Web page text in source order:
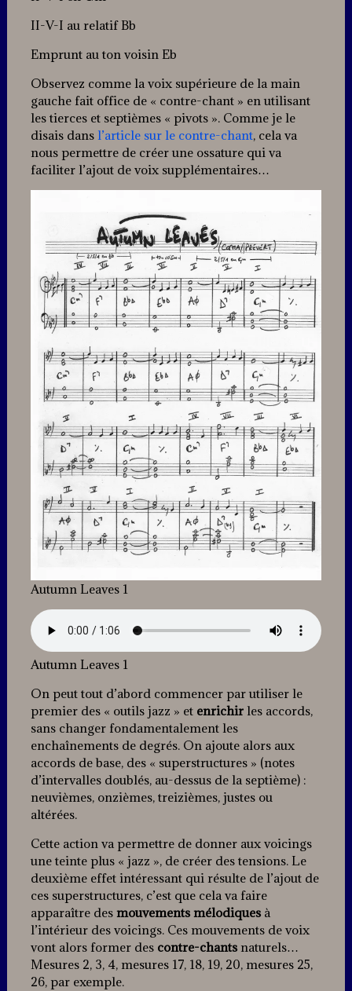
II-V-I au relatif Bb
Emprunt au ton voisin Eb
Observez comme la voix supérieure de la main
gauche fait office de « contre-chant » en utilisant
les tierces et septièmes « pivots ». Comme je le
disais dansl’article sur le contre-chant, cela va
nous permettre de créer une ossature qui va
faciliter l’ajout de voix supplémentaires…
Autumn Leaves 1
Autumn Leaves 1
On peut tout d’abord commencer par utiliser le
premier des « outils jazz » et enrichirles accords,
sans changer fondamentalement les
enchaînements de degrés. On ajoute alors aux
accords de base, des « superstructures » (notes
d’intervalles doublés, au-dessus de la septième) :
neuvièmes, onzièmes, treizièmes, justes ou
altérées.
Cette action va permettre de donner aux voicings
une teinte plus « jazz », de créer des tensions. Le
deuxième effet intéressant qui résulte de l’ajout de
ces superstructures, c’est que cela va faire
apparaître des mouvements mélodiquesà
l’intérieur des voicings. Ces mouvements de voix
vont alors former des contre-chants naturels…
Mesures 2, 3, 4, mesures 17, 18, 19, 20, mesures 25,
26, par exemple.